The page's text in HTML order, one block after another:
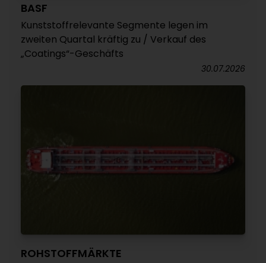
BASF
Kunststoffrelevante Segmente legen im
zweiten Quartal kräftig zu / Verkauf des
„Coatings“-Geschäfts
30.07.2026
ROHSTOFFMÄRKTE